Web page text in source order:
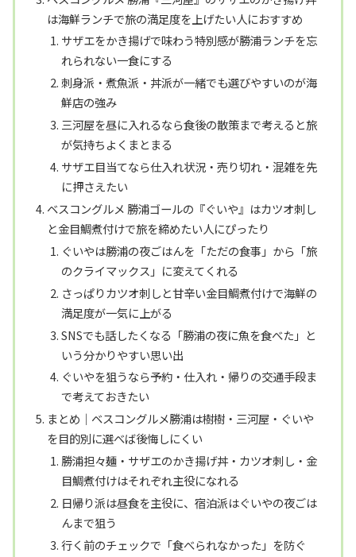
は海鮮ランチで旅の満足度を上げたい人におすすめ
サザエをかき揚げで味わう特別感が勝浦ランチを忘
れられない一食にする
刺身派・煮魚派・丼派が一緒でも選びやすいのが海
鮮店の強み
三河屋を昼に入れるなら食後の散策まで考えると旅
が気持ちよくまとまる
サザエ目当てなら仕入れ状況・売り切れ・混雑を先
に押さえたい
ベスコングルメ 勝浦ゴールの『ぐいや』はカツオ刺し
と金目鯛煮付けで旅を締めたい人にぴったり
ぐいやは勝浦の夜ごはんを「ただの食事」から「旅
のクライマックス」に変えてくれる
さっぱりカツオ刺しと甘辛い金目鯛煮付けで海鮮の
満足度が一気に上がる
SNSでも話したくなる「勝浦の夜に魚を食べた」と
いう分かりやすい思い出
ぐいやを狙うなら予約・仕入れ・帰りの交通手段ま
で考えておきたい
まとめ｜ベスコングルメ勝浦は樹樹・三河屋・ぐいや
を目的別に選べば後悔しにくい
勝浦担々麺・サザエのかき揚げ丼・カツオ刺し・金
目鯛煮付けはそれぞれ主役になれる
日帰り派は昼食を主役に、宿泊派はぐいやの夜ごは
んまで狙う
行く前のチェックで「食べられなかった」を防ぐ